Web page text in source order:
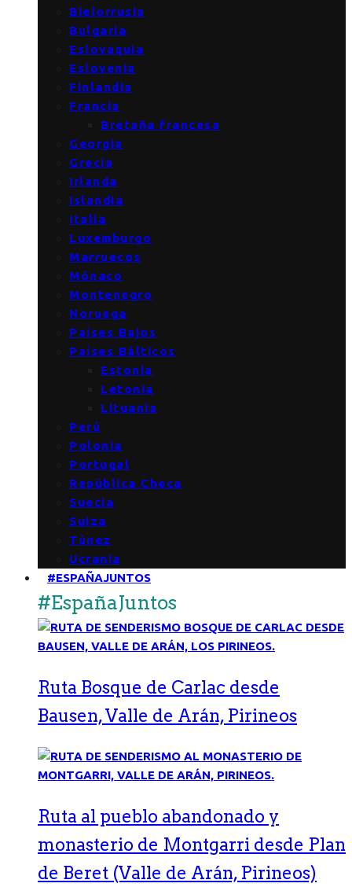
Bielorrusia
Bulgaria
Eslovaquia
Eslovenia
Finlandia
Francia
Bretaña francesa
Georgia
Grecia
Irlanda
Islandia
Italia
Luxemburgo
Marruecos
Mónaco
Montenegro
Noruega
Países Bajos
Países Bálticos
Estonia
Letonia
Lituania
Perú
Polonia
Portugal
República Checa
Suecia
Suiza
Túnez
Ucrania
#ESPAÑAJUNTOS
#EspañaJuntos
Ruta Bosque de Carlac desde
Bausen, Valle de Arán, Pirineos
Ruta al pueblo abandonado y
monasterio de Montgarri desde Plan
de Beret (Valle de Arán, Pirineos)